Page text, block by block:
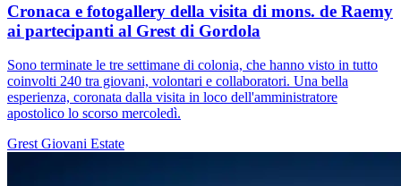
Cronaca e fotogallery della visita di mons. de Raemy
ai partecipanti al Grest di Gordola
Sono terminate le tre settimane di colonia, che hanno visto in tutto
coinvolti 240 tra giovani, volontari e collaboratori. Una bella
esperienza, coronata dalla visita in loco dell'amministratore
apostolico lo scorso mercoledì.
GrestGiovani Estate